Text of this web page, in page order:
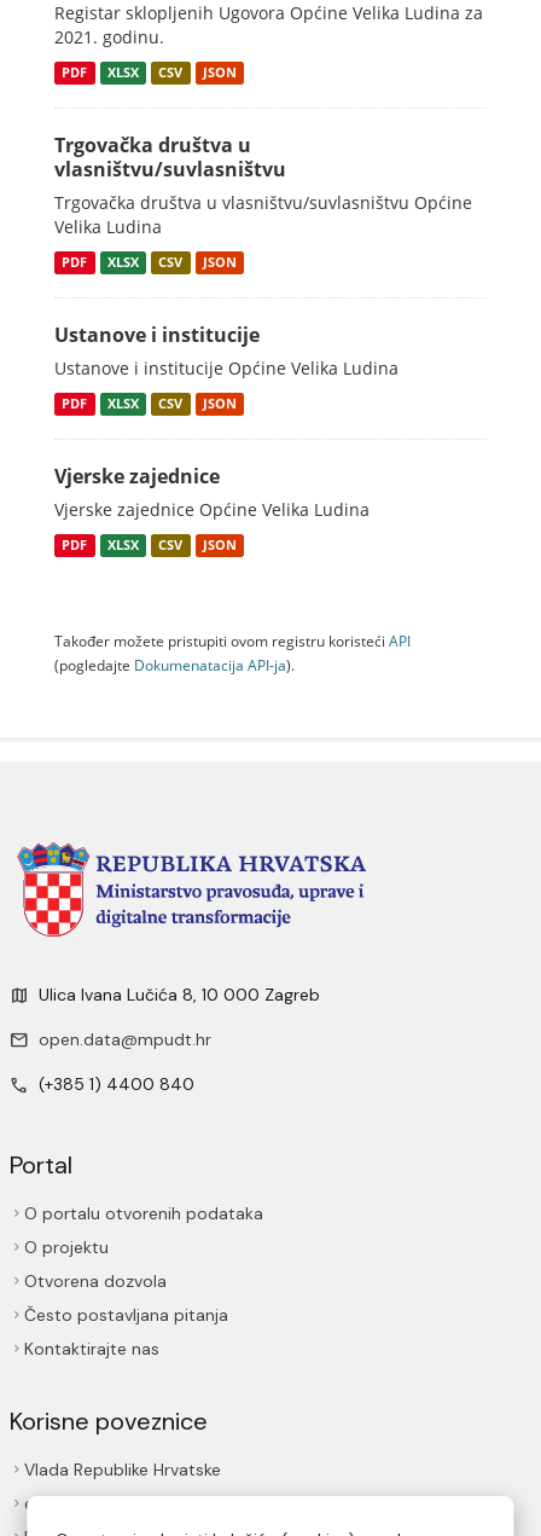
Registar sklopljenih Ugovora Općine Velika Ludina za
2021. godinu.
PDF XLSX CSV JSON
Trgovačka društva u
vlasništvu/suvlasništvu
Trgovačka društva u vlasništvu/suvlasništvu Općine
Velika Ludina
PDF XLSX CSV JSON
Ustanove i institucije
Ustanove i institucije Općine Velika Ludina
PDF XLSX CSV JSON
Vjerske zajednice
Vjerske zajednice Općine Velika Ludina
PDF XLSX CSV JSON
Također možete pristupiti ovom registru koristeći API
(pogledajte Dokumenаtаcijа API-jа).